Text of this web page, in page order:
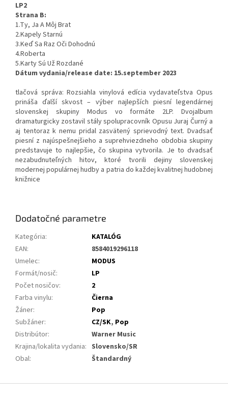
LP2
Strana B:
1.Ty, Ja A Môj Brat
2.Kapely Starnú
3.Keď Sa Raz Oči Dohodnú
4.Roberta
5.Karty Sú Už Rozdané
Dátum vydania/release date: 15.september 2023
tlačová správa: Rozsiahla vinylová edícia vydavateľstva Opus
prináša ďalší skvost – výber najlepších piesní legendárnej
slovenskej skupiny Modus vo formáte 2LP. Dvojalbum
dramaturgicky zostavil stály spolupracovník Opusu Juraj Čurný a
aj tentoraz k nemu pridal zasvätený sprievodný text. Dvadsať
piesní z najúspešnejšieho a suprehviezdneho obdobia skupiny
predstavuje to najlepšie, čo skupina vytvorila. Je to dvadsať
nezabudnuteľných hitov, ktoré tvorili dejiny slovenskej
modernej populárnej hudby a patria do každej kvalitnej hudobnej
knižnice
Dodatočné parametre
Kategória:
KATALÓG
EAN:
8584019296118
Umelec:
MODUS
Formát/nosič:
LP
Počet nosičov:
2
Farba vinylu:
Čierna
Žáner:
Pop
Subžáner: CZ/SK, Pop
Distribútor:
Warner Music
Krajina/lokalita vydania: Slovensko/SR
Obal: Štandardný